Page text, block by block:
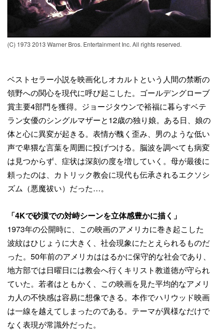
(C) 1973 2013 Warner Bros. Entertainment Inc. All rights reserved.
ベストセラー小説を映画化しオカルトという人間の禁断の
領野への関心を現代に呼び起こした。ゴールデングローブ
賞主要4部門を獲得。ジョージタウンで裕福に暮らすベテ
ラン女優のシングルマザーと12歳の独り娘。ある日、娘の
体と心に異変が起きる。表情が醜く歪み、男のような低い
声で卑猥な言葉を周囲に投げつける。脳波を調べても病変
は見つからず、症状は深刻の度を増していく。母が最後に
頼ったのは、カトリック教会に現代も伝承されるエクソシ
ズム（悪魔祓い）だった…。
「4Kで砂漠での対峙シーンを立体感豊かに描く」
1973年の公開時に、この映画のアメリカに巻き起こした
波紋はひじょうに大きく、社会現象にたとえられるものだ
った。50年前のアメリカははるかに保守的な社会であり、
地方部では日曜日には教会へ行くキリスト教道徳が守られ
ていた。若者はともかく、この映画を見た平均的なアメリ
カ人の不快感は容易に想像できる。本作でハリウッド映画
は一線を越えてしまったのである。テーマが異様なだけで
なく表現が常識外だった。